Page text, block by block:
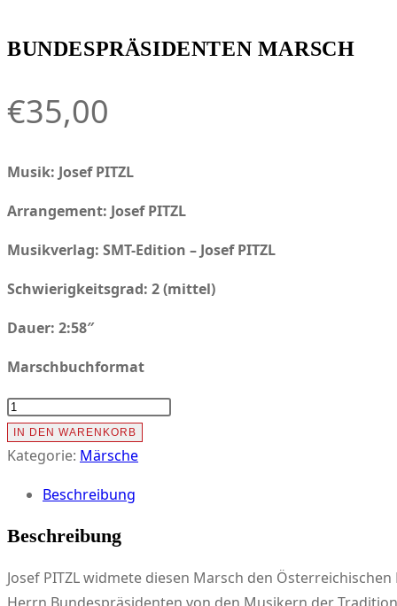
BUNDESPRÄSIDENTEN MARSCH
€35,00
Musik: Josef PITZL
Arrangement: Josef PITZL
Musikverlag: SMT-Edition – Josef PITZL
Schwierigkeitsgrad: 2 (mittel)
Dauer: 2:58″
Marschbuchformat
BUNDESPRÄSIDENTEN
MARSCH
Menge
IN DEN WARENKORB
Kategorie: Märsche
Beschreibung
Beschreibung
Josef PITZL widmete diesen Marsch den